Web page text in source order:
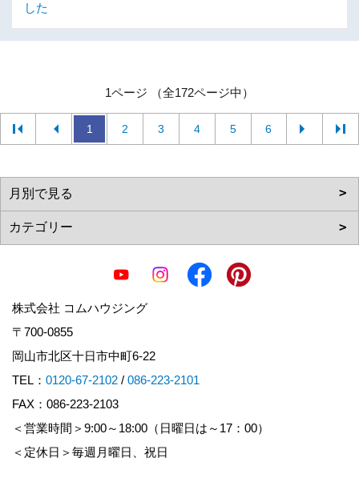
した
1ページ （全172ページ中）
1 2 3 4 5 6
株式会社 コムハウジング
〒700-0855
岡山市北区十日市中町6-22
TEL： 0120-67-2102 / 086-223-2101
FAX：086-223-2103
＜営業時間＞9:00～18:00（日曜日は～17：00）
＜定休日＞毎週月曜日、祝日